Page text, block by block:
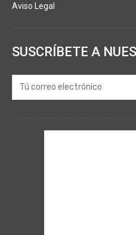
Aviso Legal
SUSCRÍBETE A